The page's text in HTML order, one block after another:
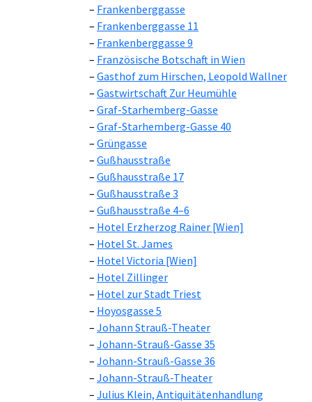
Frankenberggasse
Frankenberggasse 11
Frankenberggasse 9
Französische Botschaft in Wien
Gasthof zum Hirschen, Leopold Wallner
Gastwirtschaft Zur Heumühle
Graf-Starhemberg-Gasse
Graf-Starhemberg-Gasse 40
Grüngasse
Gußhausstraße
Gußhausstraße 17
Gußhausstraße 3
Gußhausstraße 4–6
Hotel Erzherzog Rainer [Wien]
Hotel St. James
Hotel Victoria [Wien]
Hotel Zillinger
Hotel zur Stadt Triest
Hoyosgasse 5
Johann Strauß-Theater
Johann-Strauß-Gasse 35
Johann-Strauß-Gasse 36
Johann-Strauß-Theater
Julius Klein, Antiquitätenhandlung